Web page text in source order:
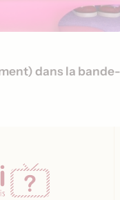
dans la bande-